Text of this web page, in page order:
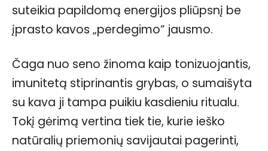
suteikia papildomą energijos pliūpsnį be
įprasto kavos „perdegimo“ jausmo.
Čaga nuo seno žinoma kaip tonizuojantis,
imunitetą stiprinantis grybas, o sumaišyta
su kava ji tampa puikiu kasdieniu ritualu.
Tokį gėrimą vertina tiek tie, kurie ieško
natūralių priemonių savijautai pagerinti,